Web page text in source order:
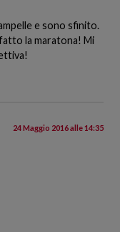
e sono sfinito.
la maratona! Mi
24 Maggio 2016 alle 14:35